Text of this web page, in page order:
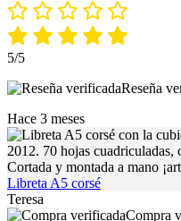
5/5
Reseña
Hace 3 meses
Libreta A5 corsé
Teresa
Compra